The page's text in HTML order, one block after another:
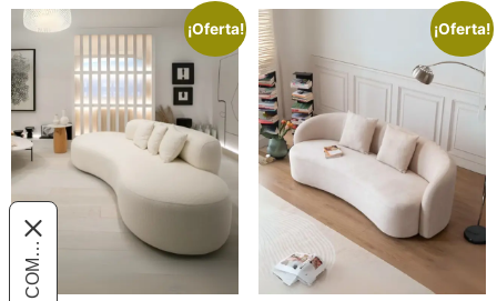
¡Oferta! ¡Oferta!